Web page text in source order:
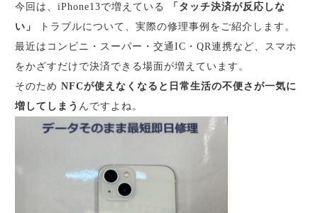
今回は、iPhone13で増えている
「タッチ決済が反応しな
い」
トラブルについて、実際の修理事例をご紹介します。
最近はコンビニ・スーパー・交通IC・QR連携など、スマホ
をかざすだけで決済できる場面が増えています。
そのため NFCが使えなくなると日常生活の不便さが一気に
増してしまう んですよね。